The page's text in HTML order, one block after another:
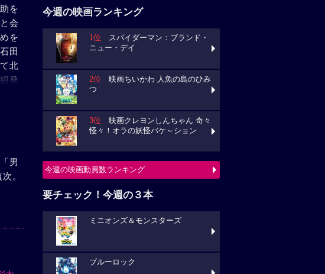
を
会
を
田
北
発
上
見
男
。
今週の映画ランキング
1位 スパイダーマン：ブランド・
ニュー・デイ
2位 映画ちいかわ 人魚の島のひみ
つ
3位 映画クレヨンしんちゃん 奇々
怪々！オラの妖怪バケ～ション
今週の映画動員数ランキング
要チェック！今週の３本
ミニオンズ＆モンスターズ
ブルーロック